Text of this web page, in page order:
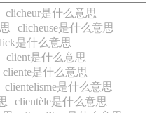
clicheur是什么意思
clicheuse是什么意思
是什么意思
client是什么意思
cliente是什么意思
clientelisme是什么意思
clientèle是什么意思